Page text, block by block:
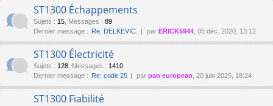
ST1300 Échappements
Sujets : 15 Messages : 89
Dernier message : Re: DELKEVIC. par ERICK5944 , 05 déc. 2020, 13:12
ST1300 Électricité
Sujets : 128 Messages : 1410
Dernier message : Re: code 25 par pan european , 20 juin 2025, 18:24
ST1300 Fiabilité